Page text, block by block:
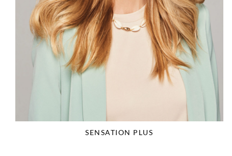
SENSATION PLUS